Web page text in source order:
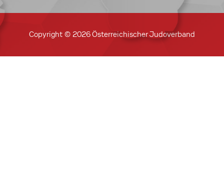
Copyright © 2026 Österreichischer Judoverband